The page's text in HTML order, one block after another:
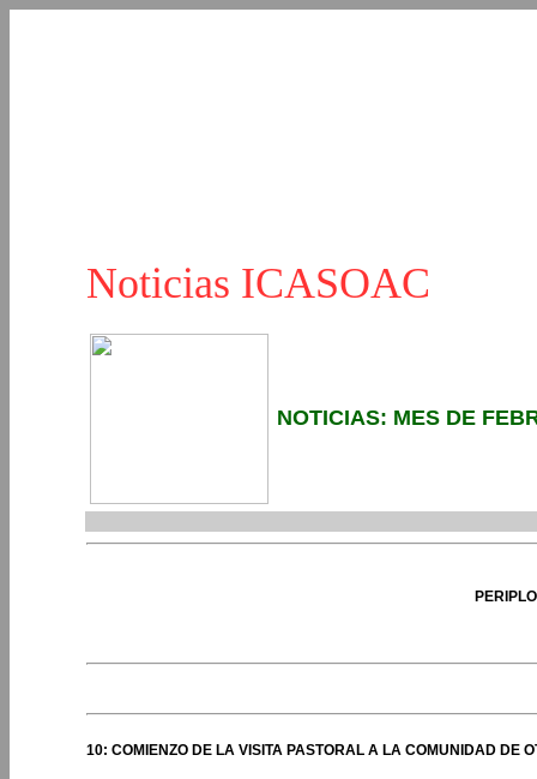
Noticias ICASOAC
NOTICIAS: MES DE
10: COMIENZO DE LA VISITA PASTORAL A LA COMUNIDAD DE